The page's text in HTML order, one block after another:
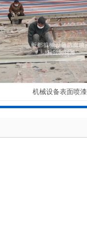
机械设备表面喷漆